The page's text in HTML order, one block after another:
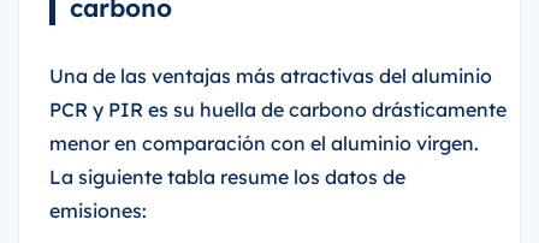
carbono
Una de las ventajas más atractivas del aluminio
PCR y PIR es su huella de carbono drásticamente
menor en comparación con el aluminio virgen.
La siguiente tabla resume los datos de
emisiones: